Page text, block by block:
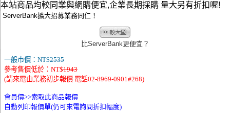
本站商品均較同業與網購便宜,企業長期採購 量大另有折扣喔!
ServerBank擴大招募業務同仁！
比ServerBank更便宜？
一般市價：NT$2535
參考售價低於：NT$1943
(請來電由業務初步報價 電話02-8969-0901#268)
會員價>>索取此商品報價
自動列印報價單(仍可來電詢問折扣幅度)